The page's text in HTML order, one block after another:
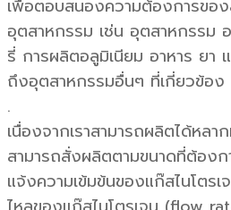
เพื่อตอบสนองความต้องการขอ
อุตสาหกรรม เช่น อุตสาหกรรม
รี่ การผลิตอลูมิเนียม อาหาร ยา
ถึงอุตสาหกรรมอื่นๆ ที่เกี่ยวข้อง
.
เนื่องจากเราสามารถผลิตได้หล
สามารถสั่งผลิตตามขนาดที่ต้องก
แจ้งความเข้มข้นของแก๊สไนโตร